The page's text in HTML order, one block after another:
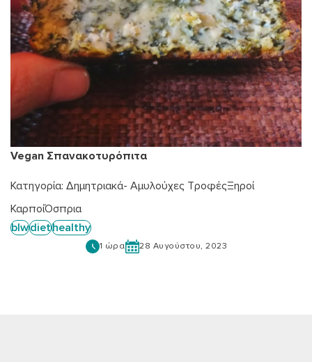
Vegan Σπανακοτυρόπιτα
Κατηγορία: Δημητριακά- Αμυλούχες ΤροφέςΞηροί
ΚαρποίΌσπρια
blwdiethealthy
1 ώρα 28 Αυγούστου, 2023